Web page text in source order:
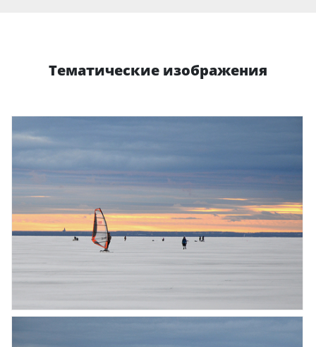
Тематические изображения